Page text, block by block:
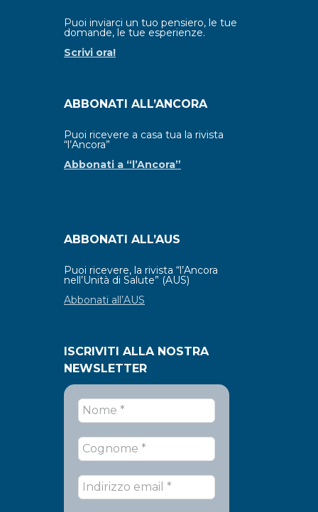
Puoi inviarci un tuo pensiero, le tue
domande, le tue esperienze.
Scrivi ora!
ABBONATI ALL’ANCORA
Puoi ricevere a casa tua la rivista
“l’Ancora”
Abbonati a “l’Ancora”
ABBONATI ALL’AUS
Puoi ricevere, la rivista “l’Ancora
nell’Unità di Salute” (AUS)
Abbonati all’AUS
ISCRIVITI ALLA NOSTRA
NEWSLETTER